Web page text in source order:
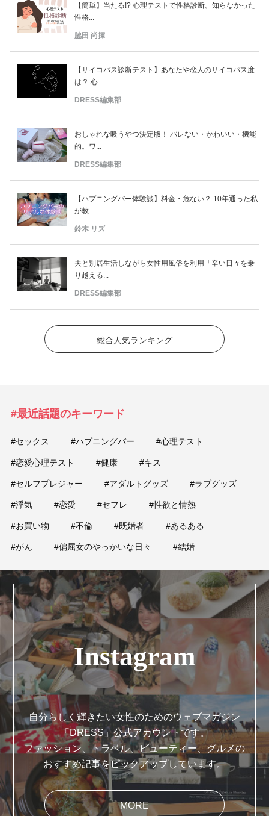
【簡単】当たる!? 心理テストで性格診断。知らなかった
性格...
脇田 尚揮
【サイコパス診断テスト】あなたや恋人のサイコパス度
は？ 心...
DRESS編集部
おしゃれな吸うやつ決定版！ バレない・かわいい・機能
的。ワ...
DRESS編集部
【ハプニングバー体験談】料金・危ない？ 10年通った私
が教...
鈴木 リズ
夫と別居生活しながら女性用風俗を利用「辛い日々を乗
り越える...
DRESS編集部
総合人気ランキング
#最近話題のキーワード
#セックス #ハプニングバー #心理テスト
#恋愛心理テスト #健康 #キス
#セルフプレジャー #アダルトグッズ #ラブグッズ
#浮気 #恋愛 #セフレ #性欲と情熱
#お買い物 #不倫 #既婚者 #あるある
#がん #偏屈女のやっかいな日々 #結婚
Instagram
自分らしく輝きたい女性のためのウェブマガジン
「DRESS」公式アカウントです。
ファッション、トラベル、ビューティー、グルメの
おすすめ記事をピックアップしています。
MORE